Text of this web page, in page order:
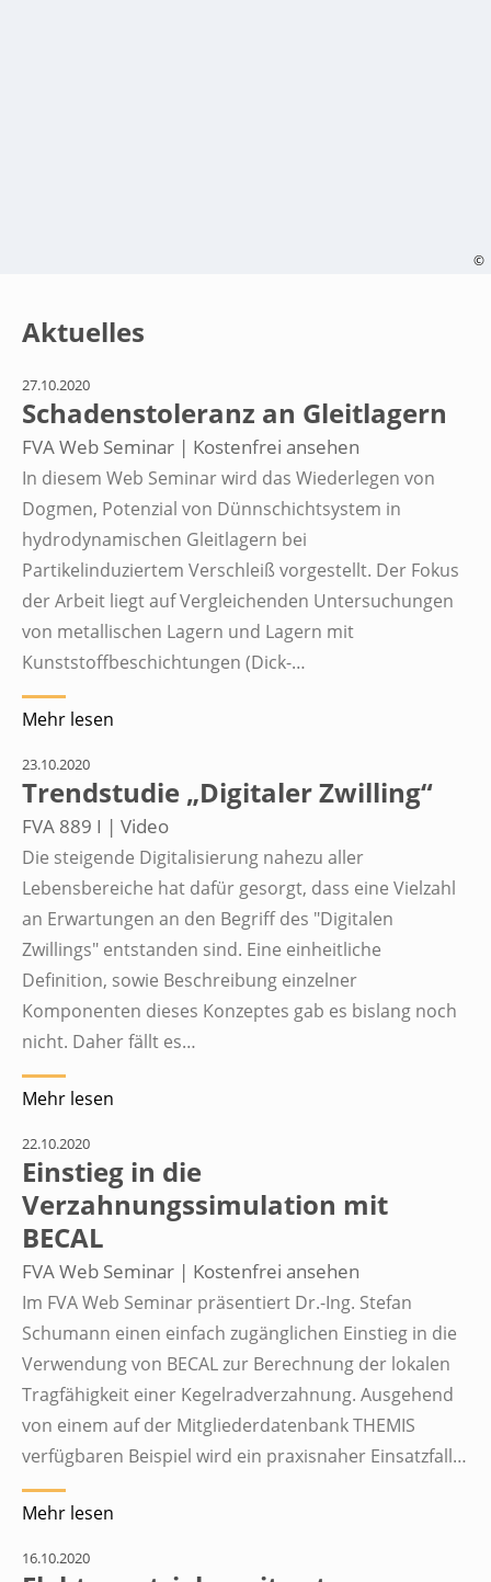
Aktuelles
27.10.2020
Schadenstoleranz an Gleitlagern
FVA Web Seminar | Kostenfrei ansehen
In diesem Web Seminar wird das Wiederlegen von
Dogmen, Potenzial von Dünnschichtsystem in
hydrodynamischen Gleitlagern bei
Partikelinduziertem Verschleiß vorgestellt. Der Fokus
der Arbeit liegt auf Vergleichenden Untersuchungen
von metallischen Lagern und Lagern mit
Kunststoffbeschichtungen (Dick-…
Mehr lesen
23.10.2020
Trendstudie „Digitaler Zwilling“
FVA 889 I | Video
Die steigende Digitalisierung nahezu aller
Lebensbereiche hat dafür gesorgt, dass eine Vielzahl
an Erwartungen an den Begriff des "Digitalen
Zwillings" entstanden sind. Eine einheitliche
Definition, sowie Beschreibung einzelner
Komponenten dieses Konzeptes gab es bislang noch
nicht. Daher fällt es…
Mehr lesen
22.10.2020
Einstieg in die
Verzahnungssimulation mit
BECAL
FVA Web Seminar | Kostenfrei ansehen
Im FVA Web Seminar präsentiert Dr.-Ing. Stefan
Schumann einen einfach zugänglichen Einstieg in die
Verwendung von BECAL zur Berechnung der lokalen
Tragfähigkeit einer Kegelradverzahnung. Ausgehend
von einem auf der Mitgliederdatenbank THEMIS
verfügbaren Beispiel wird ein praxisnaher Einsatzfall…
Mehr lesen
16.10.2020
©